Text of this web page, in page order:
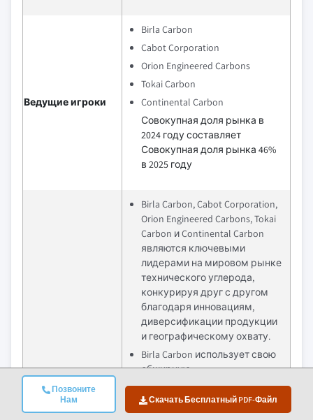
Позвоните
Нам
Скачать Бесплатный PDF-Файл
Ведущие игроки
Birla Carbon
Cabot Corporation
Orion Engineered Carbons
Tokai Carbon
Continental Carbon
Совокупная доля рынка в
2024 году составляет
Совокупная доля рынка 46%
в 2025 году
Конкурентное
преимущество
Birla Carbon, Cabot Corporation,
Orion Engineered Carbons, Tokai
Carbon и Continental Carbon
являются ключевыми
лидерами на мировом рынке
технического углерода,
конкурируя друг с другом
благодаря инновациям,
диверсификации продукции
и географическому охвату.
Birla Carbon использует свою
обширную
производственную базу и
ориентируется на
устойчивые продукты. Cabot